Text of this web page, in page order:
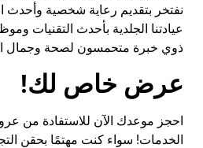
نفتخر بتقديم رعاية شخصية وأحدث
عيادتنا الجلدية بأحدث التقنيات
ذوي خبرة متحمسون لصحة وجمال
عرض خاص لك!
احجز موعدك الآن للاستفادة من
الخدمات! سواء كنت مهتمًا بحقن